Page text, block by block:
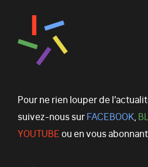
Pour ne rien louper de
suivez-nous surFACEBOOK,
YOUTUBEou en vous